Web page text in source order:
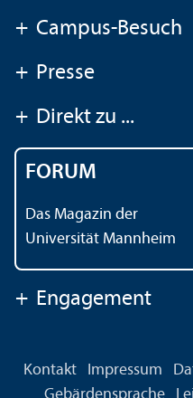
+ Campus-Besuch
+ Presse
+ Direkt zu ...
FORUM
Das Magazin der
Universität Mannheim
+ Engagement
Kontakt Impressum